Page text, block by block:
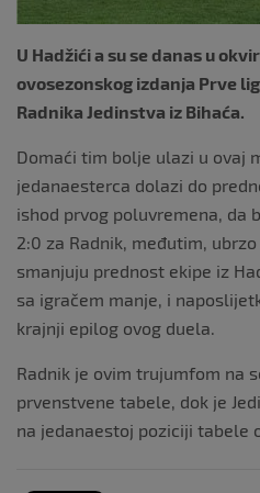
U Hadžići a su se danas u
ovosezonskog izdanja Prve
Radnika Jedinstva iz Bihaća.
Domaći tim bolje ulazi u ovaj
jedanaesterca dolazi do
ishod prvog poluvremena, da
2:0 za Radnik, međutim,
smanjuju prednost ekipe iz
sa igračem manje, i
krajnji epilog ovog duela.
Radnik je ovim trujumfom na
prvenstvene tabele, dok je
na jedanaestoj poziciji tabele